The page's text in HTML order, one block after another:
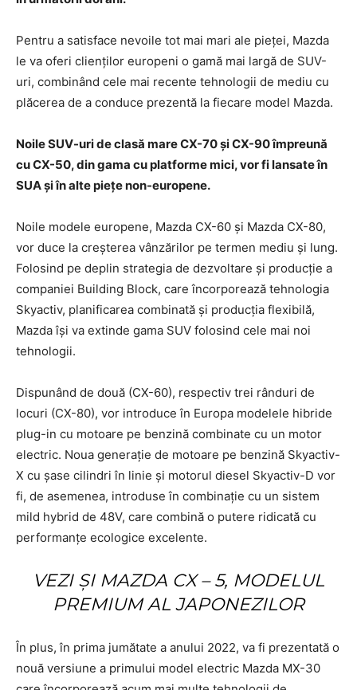
Pentru a satisface nevoile tot mai mari ale pieței, Mazda
le va oferi clienților europeni o gamă mai largă de SUV-
uri, combinând cele mai recente tehnologii de mediu cu
plăcerea de a conduce prezentă la fiecare model Mazda.
Noile SUV-uri de clasă mare CX-70 și CX-90 împreună
cu CX-50, din gama cu platforme mici, vor fi lansate în
SUA și în alte piețe non-europene.
Noile modele europene, Mazda CX-60 și Mazda CX-80,
vor duce la creșterea vânzărilor pe termen mediu și lung.
Folosind pe deplin strategia de dezvoltare și producție a
companiei Building Block, care încorporează tehnologia
Skyactiv, planificarea combinată și producția flexibilă,
Mazda își va extinde gama SUV folosind cele mai noi
tehnologii.
Dispunând de două (CX-60), respectiv trei rânduri de
locuri (CX-80), vor introduce în Europa modelele hibride
plug-in cu motoare pe benzină combinate cu un motor
electric. Noua generație de motoare pe benzină Skyactiv-
X cu șase cilindri în linie și motorul diesel Skyactiv-D vor
fi, de asemenea, introduse în combinație cu un sistem
mild hybrid de 48V, care combină o putere ridicată cu
performanțe ecologice excelente.
VEZI ȘI MAZDA CX – 5, MODELUL
PREMIUM AL JAPONEZILOR
În plus, în prima jumătate a anului 2022, va fi prezentată o
nouă versiune a primului model electric Mazda MX-30